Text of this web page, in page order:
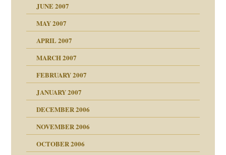
voller Absicht!"
JUNE 2007
MAY 2007
APRIL 2007
MARCH 2007
FEBRUARY 2007
JANUARY 2007
DECEMBER 2006
NOVEMBER 2006
OCTOBER 2006